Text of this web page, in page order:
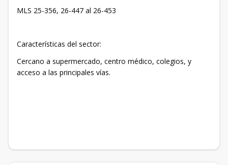
MLS 25-356, 26-447 al 26-453
Características del sector:
Cercano a supermercado, centro médico, colegios, y
acceso a las principales vías.